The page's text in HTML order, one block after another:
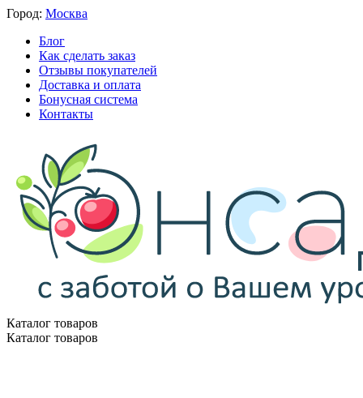
Город: Москва
Блог
Как сделать заказ
Отзывы покупателей
Доставка и оплата
Бонусная система
Контакты
Каталог товаров
Каталог товаров